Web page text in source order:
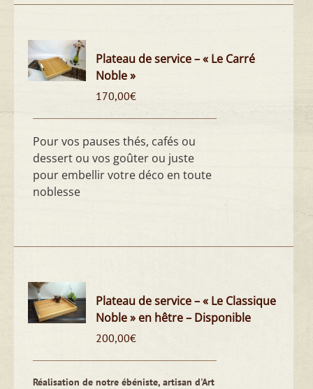
Plateau de service – « Le Carré
Noble »
170,00€
Pour vos pauses thés, cafés ou
dessert ou vos goûter ou juste
pour embellir votre déco en toute
noblesse
Plateau de service – « Le Classique
Noble » en hêtre – Disponible
200,00€
Réalisation de notre ébéniste, artisan d'Art